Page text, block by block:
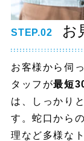
STEP.02 お
お客様から伺
タッフが最短
は、しっかり
す。蛇口から
理など多様な